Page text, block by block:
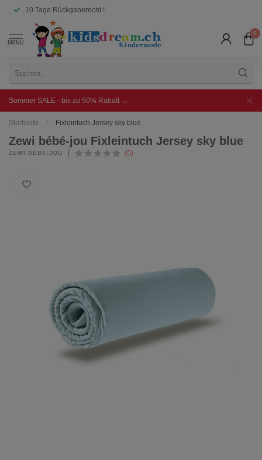
10 Tage Rückgaberecht !
MENU
0
Sommer SALE - bis zu 50% Rabatt →
Startseite / Fixleintuch Jersey sky blue
Zewi bébé-jou Fixleintuch Jersey sky blue
ZEWI BÉBÉ-JOU (0)